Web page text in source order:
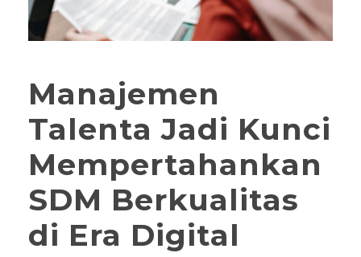
Manajemen
Talenta Jadi Kunci
Mempertahankan
SDM Berkualitas
di Era Digital